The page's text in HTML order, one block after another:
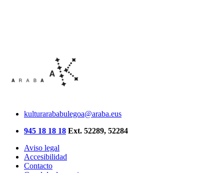
kulturarababulegoa@araba.eus
945 18 18 18 Ext. 52289, 52284
Aviso legal
Accesibilidad
Contacto